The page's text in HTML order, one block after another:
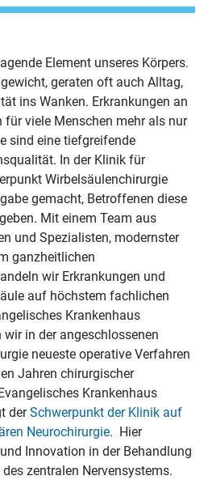
Element unseres Körpers.
geraten oft auch Alltag,
ins Wanken. Erkrankungen an
für viele Menschen mehr als nur
sind eine tiefgreifende
In der Klinik für
Wirbelsäulenchirurgie
gemacht, Betroffenen diese
Mit einem Team aus
und Spezialisten, modernster
ganzheitlichen
wir Erkrankungen und
auf höchstem fachlichen
Krankenhaus
in der angeschlossenen
neueste operative Verfahren
Jahren chirurgischer
Krankenhaus
derSchwerpunkt der Klinik auf
Neurochirurgie. Hier
Innovation in der Behandlung
zentralen Nervensystems.